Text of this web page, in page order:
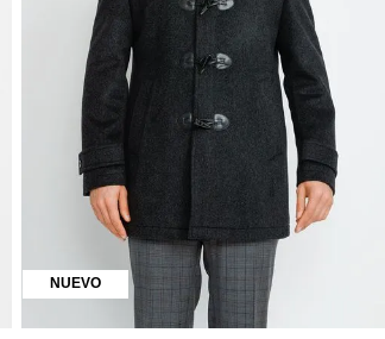
NUEVO